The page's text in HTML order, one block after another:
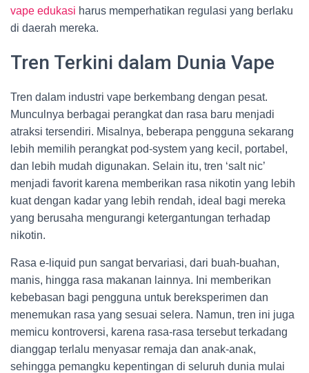
vape edukasi harus memperhatikan regulasi yang berlaku
di daerah mereka.
Tren Terkini dalam Dunia Vape
Tren dalam industri vape berkembang dengan pesat.
Munculnya berbagai perangkat dan rasa baru menjadi
atraksi tersendiri. Misalnya, beberapa pengguna sekarang
lebih memilih perangkat pod-system yang kecil, portabel,
dan lebih mudah digunakan. Selain itu, tren ‘salt nic’
menjadi favorit karena memberikan rasa nikotin yang lebih
kuat dengan kadar yang lebih rendah, ideal bagi mereka
yang berusaha mengurangi ketergantungan terhadap
nikotin.
Rasa e-liquid pun sangat bervariasi, dari buah-buahan,
manis, hingga rasa makanan lainnya. Ini memberikan
kebebasan bagi pengguna untuk bereksperimen dan
menemukan rasa yang sesuai selera. Namun, tren ini juga
memicu kontroversi, karena rasa-rasa tersebut terkadang
dianggap terlalu menyasar remaja dan anak-anak,
sehingga pemangku kepentingan di seluruh dunia mulai